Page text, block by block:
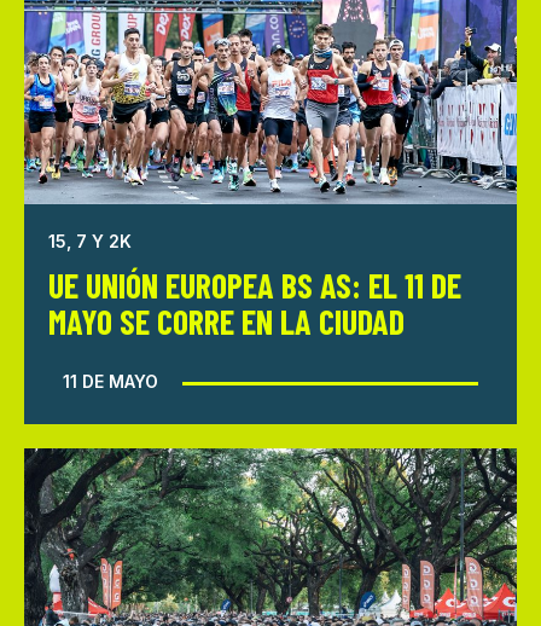
15, 7 Y 2K
UE UNIÓN EUROPEA BS AS: EL 11 DE
MAYO SE CORRE EN LA CIUDAD
11 DE MAYO